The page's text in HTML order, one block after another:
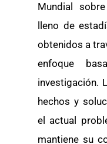
Mundial
lleno de
obtenidos a
enfoque
investigación.
hechos y
el actual
mantiene su